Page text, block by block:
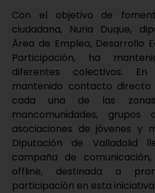
Con el objetivo de
ciudadana, Nuria Duque,
Área de Empleo, Desarrollo
Participación, ha
diferentes colectivos.
mantenido contacto
cada una de las
mancomunidades,
asociaciones de jóvenes y
Diputación de Valladolid
campaña de
offline, destinada a
participación en esta iniciativa.